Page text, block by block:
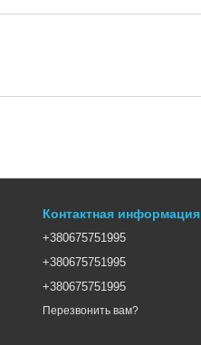
Контактная информация
+380675751995
+380675751995
+380675751995
Перезвонить вам?